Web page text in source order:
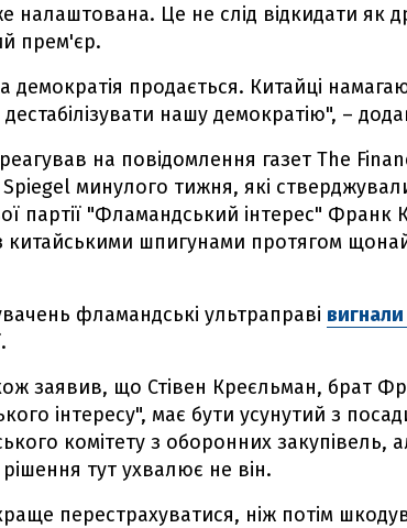
налаштована. Це не слід відкидати як
прем'єр.
демократія продається. Китайці
нашу демократію", –
на повідомлення газет The
Spiegel минулого тижня, які
партії "Фламандський інтерес" Франк
китайськими шпигунами протягом
фламандські ультраправі
заявив, що Стівен Креєльман, брат
інтересу", має бути усунутий з
комітету з оборонних закупівель,
тут ухвалює не він.
перестрахуватися, ніж потім